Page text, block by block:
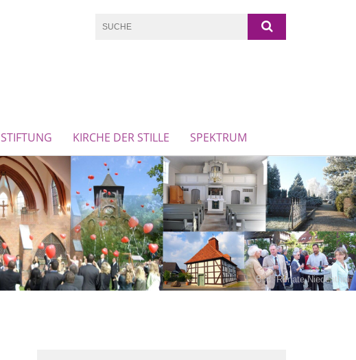
STIFTUNG KIRCHE DER STILLE SPEKTRUM
Bild: Renate Niedenthal